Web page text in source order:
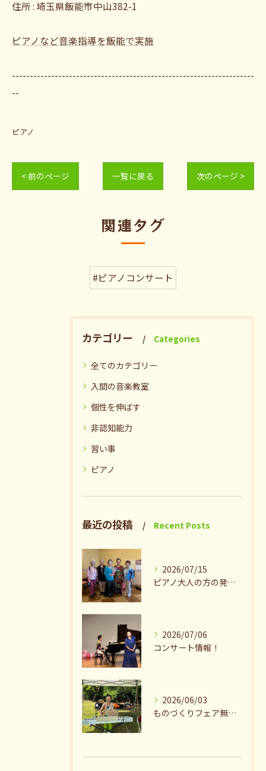
住所 : 埼玉県飯能市中山382-1
ピアノなど音楽指導を飯能で実施
--------------------------------------------------------------------
--
ピアノ
< 前のページ 一覧に戻る 次のページ >
関連タグ
#ピアノコンサート
カテゴリー Categories
全てのカテゴリー
入間の音楽教室
個性を伸ばす
非認知能力
習い事
ピアノ
最近の投稿 Recent Posts
2026/07/15
ピアノ大人の方の発表会兼ねたお茶会🎵
2026/07/06
コンサート情報！
2026/06/03
ものづくりフェア無事終了♪ありがとうございました。